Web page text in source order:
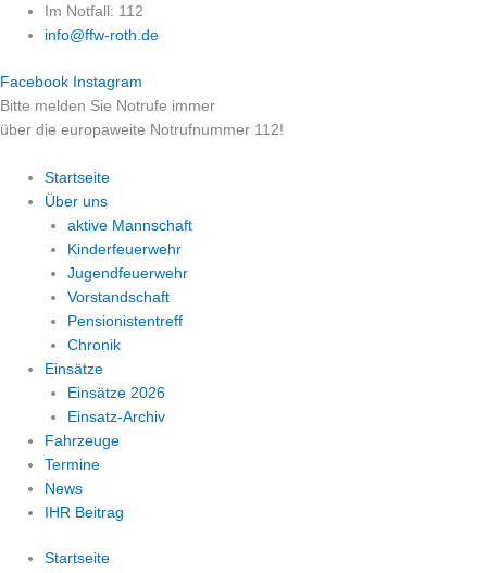
Zum
Inhalt
Im Notfall: 112
info@ffw-roth.de
Facebook Instagram
Bitte melden Sie Notrufe immer
über die europaweite Notrufnummer 112!
Startseite
Über uns
aktive Mannschaft
Kinderfeuerwehr
Jugendfeuerwehr
Vorstandschaft
Pensionistentreff
Chronik
Einsätze
Einsätze 2026
Einsatz-Archiv
Fahrzeuge
Termine
News
IHR Beitrag
Startseite